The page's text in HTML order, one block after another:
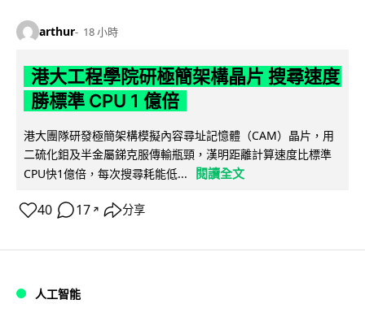
arthur 18 小時
港大工程學院研極簡架構晶片 搜尋速度
勝標準 CPU 1 億倍
港大團隊研發極簡架構模擬內容尋址記憶體（CAM）晶片，用
二硫化鉬及半金屬銻克服傳輸瓶頸，漢明距離計算速度比標準
CPU快1億倍，每次搜尋耗能低...
閱讀全文
40 17 ↗ 分享
人工智能